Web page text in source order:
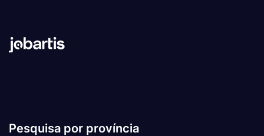
Pesquisa por província